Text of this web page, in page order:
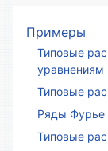
Примеры
Типовые
уравнениям
Типовые
Ряды Фурье
Типовые